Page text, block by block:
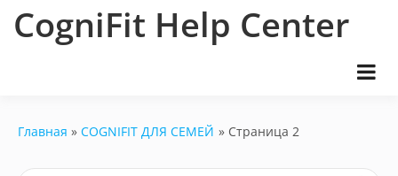
содержимому
CogniFit Help Center
Главная COGNIFIT ДЛЯ СЕМЕЙ Страница 2